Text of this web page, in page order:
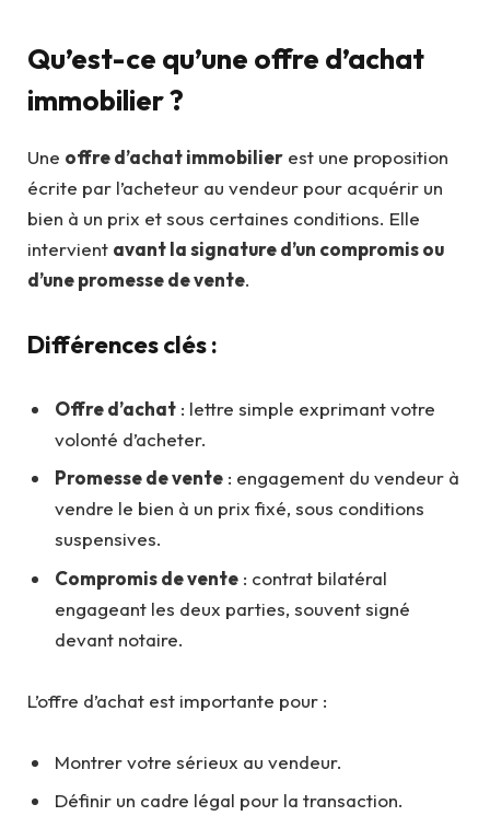
Qu’est-ce qu’une offre d’achat
immobilier ?
Une offre d’achat immobilier est une proposition
écrite par l’acheteur au vendeur pour acquérir un
bien à un prix et sous certaines conditions. Elle
intervient avant la signature d’un compromis ou
d’une promesse de vente.
Différences clés :
Offre d’achat : lettre simple exprimant votre
volonté d’acheter.
Promesse de vente : engagement du vendeur à
vendre le bien à un prix fixé, sous conditions
suspensives.
Compromis de vente : contrat bilatéral
engageant les deux parties, souvent signé
devant notaire.
L’offre d’achat est importante pour :
Montrer votre sérieux au vendeur.
Définir un cadre légal pour la transaction.